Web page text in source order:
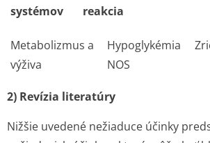
systémov
reakcia
Metabolizmus a
výživa
Hypoglykémia
NOS
2) Revízia literatúry
Nižšie uvedené nežiaduce účinky